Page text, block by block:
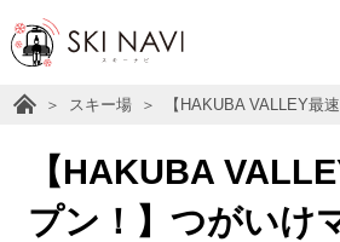
スキー場 【HAKUBA VALLEY最
【HAKUBA
プン！】つがいけ